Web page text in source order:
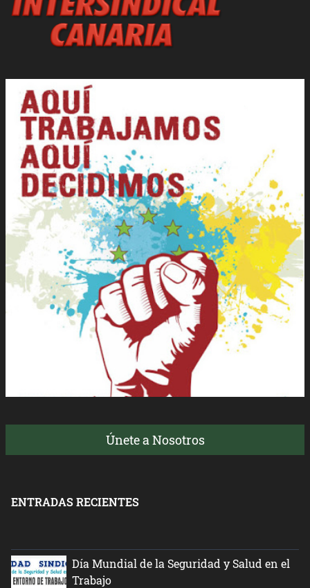
Únete a Nosotros
ENTRADAS RECIENTES
Día Mundial de la Seguridad y Salud en el
Trabajo